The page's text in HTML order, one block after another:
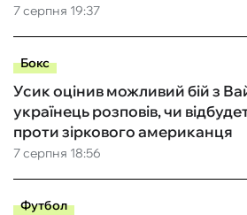
7 серпня 19:37
Бокс
7 серпня 18:56
Усик оцінив можливий бій з
українець розповів, чи
проти зіркового американця
Футбол